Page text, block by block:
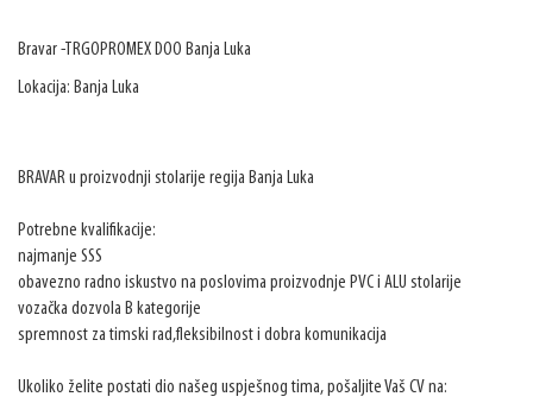
Bravar -TRGOPROMEX DOO Banja Luka
Lokacija: Banja Luka
BRAVAR u proizvodnji stolarije regija Banja Luka
Potrebne kvalifikacije:
najmanje SSS
obavezno radno iskustvo na poslovima proizvodnje PVC i ALU stolarije
vozačka dozvola B kategorije
spremnost za timski rad,fleksibilnost i dobra komunikacija
Ukoliko želite postati dio našeg uspješnog tima, pošaljite Vaš CV na: